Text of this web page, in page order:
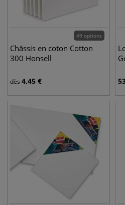
49 options
Châssis en coton Cotton
300 Honsell
dès 4,45 €